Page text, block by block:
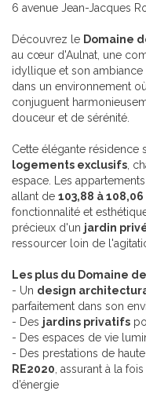
6 avenue Jean-Jacques
Découvrez le Domaine
au cœur d'Aulnat, une
idyllique et son ambiance
dans un environnement
conjuguent
douceur et de sérénité.
Cette élégante
logements exclusifs,
espace. Les
allant de 103,88 à 108,06
fonctionnalité et
précieux d'un jardin
ressourcer loin de
Les plus du Domaine
- Un design
parfaitement dans son
- Des jardins privatifs
- Des espaces de vie
- Des prestations de
RE2020, assurant à la
d’énergie